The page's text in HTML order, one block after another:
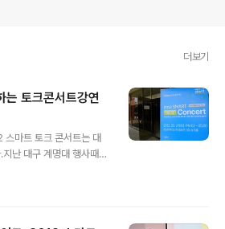
더보기
토크콘서트강연
마트 토크 콘서트는 대
난 대구 계명대 행사때도
.행사 주관은 티엔엠미디